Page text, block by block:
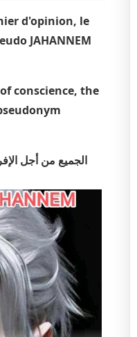
d'opinion, le
JAHANNEM
conscience, the
الجميع من أجل